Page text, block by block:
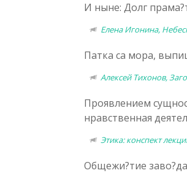
И ныне: Долг
Елена Игонина,
Патка са мора,
Алексей Тихонов,
Проявлением
нравственная
Этика: конспект
Общежи?тие